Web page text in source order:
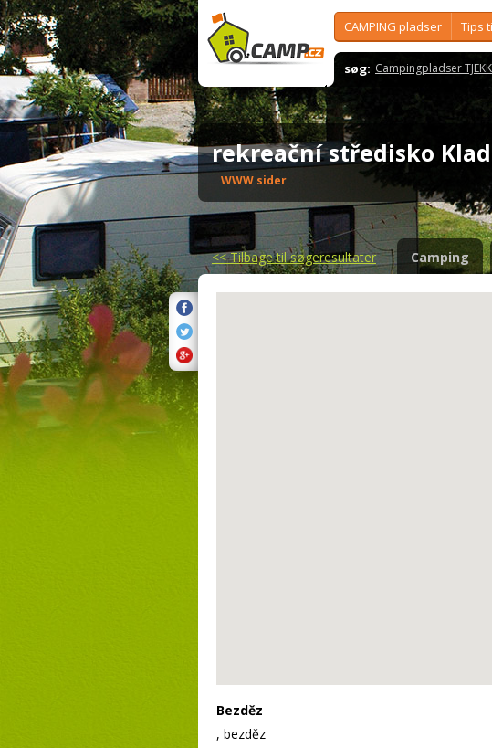
CAMPING pladser Tips
søg: Campingpladser
rekreační středisko
WWW sider
<<Tilbage til søgeresultater Camping
Bezděz
, bezděz